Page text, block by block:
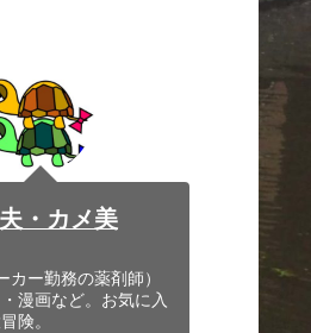
・カメ美
カー勤務の薬剤師）
漫画など。お気に入
険。